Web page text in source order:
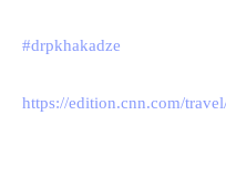
#drpkhakadze
https://edition.cnn.com/